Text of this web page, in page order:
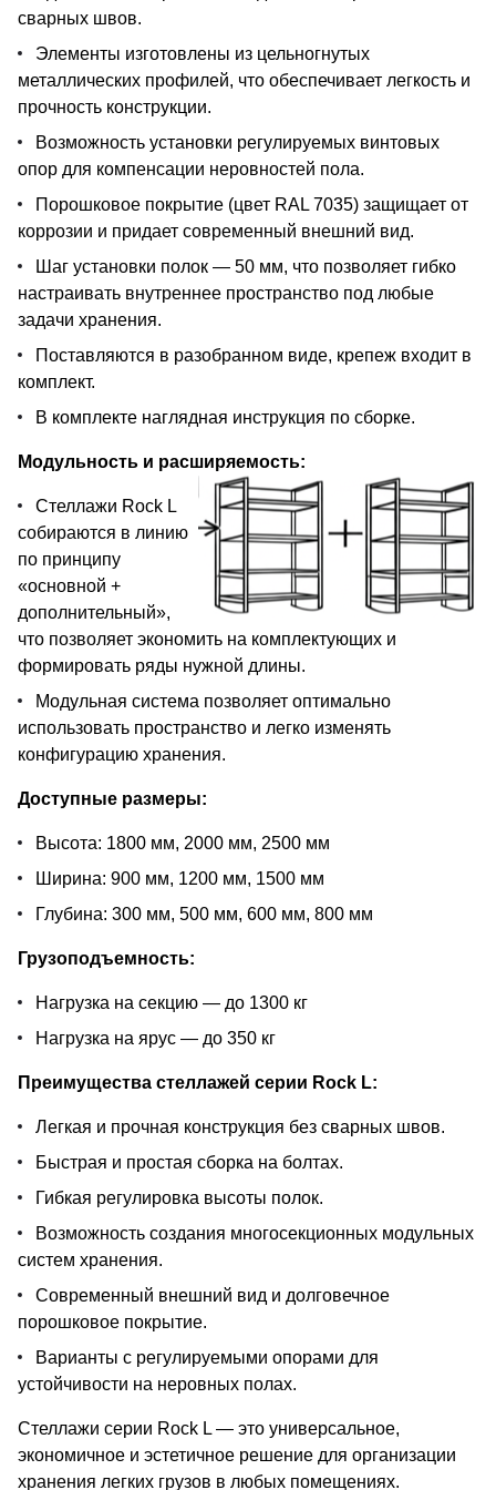
сварных швов.
Элементы изготовлены из цельногнутых
металлических профилей, что обеспечивает легкость и
прочность конструкции.
Возможность установки регулируемых винтовых
опор для компенсации неровностей пола.
Порошковое покрытие (цвет RAL 7035) защищает от
коррозии и придает современный внешний вид.
Шаг установки полок — 50 мм, что позволяет гибко
настраивать внутреннее пространство под любые
задачи хранения.
Поставляются в разобранном виде, крепеж входит в
комплект.
В комплекте наглядная инструкция по сборке.
Модульность и расширяемость:
Стеллажи Rock L
собираются в линию
по принципу
«основной +
дополнительный»,
что позволяет экономить на комплектующих и
формировать ряды нужной длины.
Модульная система позволяет оптимально
использовать пространство и легко изменять
конфигурацию хранения.
Доступные размеры:
Высота: 1800 мм, 2000 мм, 2500 мм
Ширина: 900 мм, 1200 мм, 1500 мм
Глубина: 300 мм, 500 мм, 600 мм, 800 мм
Грузоподъемность:
Нагрузка на секцию — до 1300 кг
Нагрузка на ярус — до 350 кг
Преимущества стеллажей серии Rock L:
Легкая и прочная конструкция без сварных швов.
Быстрая и простая сборка на болтах.
Гибкая регулировка высоты полок.
Возможность создания многосекционных модульных
систем хранения.
Современный внешний вид и долговечное
порошковое покрытие.
Варианты с регулируемыми опорами для
устойчивости на неровных полах.
Стеллажи серии Rock L — это универсальное,
экономичное и эстетичное решение для организации
хранения легких грузов в любых помещениях.